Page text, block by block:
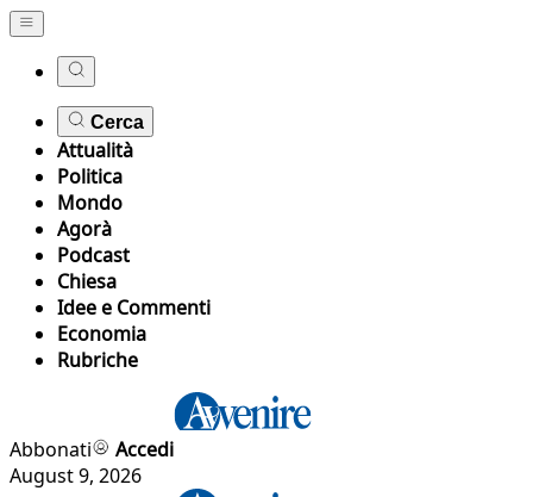
Cerca
Attualità
Politica
Mondo
Agorà
Podcast
Chiesa
Idee e Commenti
Economia
Rubriche
Abbonati
Accedi
August 9, 2026